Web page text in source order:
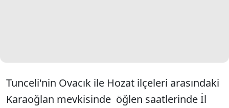
Tunceli'nin Ovacık ile Hozat ilçeleri arasındaki
Karaoğlan mevkisinde öğlen saatlerinde İl